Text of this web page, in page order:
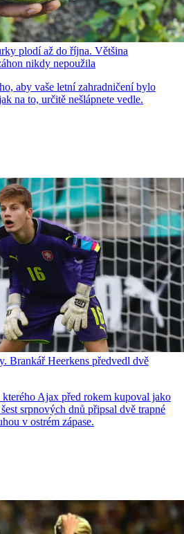
plodí až do října. Většina
nikdy nepoužila
aby vaše letní zahradničení bylo
na to, určitě nešlápnete vedle.
Brankář Heerkens předvedl dvě
Ajax před rokem kupoval jako
srpnových dnů připsal dvě trapné
v ostrém zápase.